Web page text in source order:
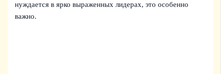
нуждается в ярко выраженных лидерах, это особенно
важно.